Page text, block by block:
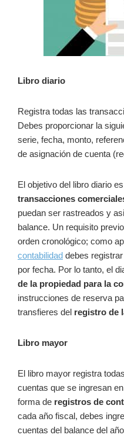
Libro diario
Registra todas las
Debes proporcionar la
serie, fecha, monto,
de asignación de cuenta
El objetivo del libro diario es
transacciones
puedan ser rastreados y
balance. Un requisito
orden cronológico; como
contabilidad debes
por fecha. Por lo tanto, el
de la propiedad para la
instrucciones de reserva
transfieres del registro de
Libro mayor
El libro mayor registra
cuentas que se ingresan
forma de registros de
cada año fiscal, debes
cuentas del balance del